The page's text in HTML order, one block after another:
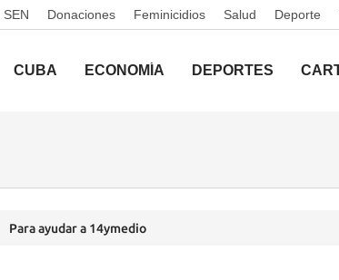
Donaciones Feminicidios Salud Deporte
CUBA ECONOMÍA DEPORTES
Para ayudar a 14ymedio